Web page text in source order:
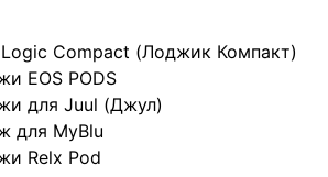
Compact (Лоджик Компакт)
EOS PODS
для Juul (Джул)
для MyBlu
Relx Pod